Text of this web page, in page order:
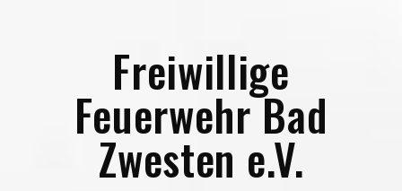
Freiwillige
Feuerwehr Bad
Zwesten e.V.